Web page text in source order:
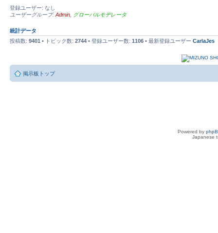
登録ユーザー: なし
ユーザーグループ: Admin グローバルモデレータ
統計データ
投稿数: 9401 • トピック数: 2744 • 登録ユーザー数: 1106 • 最新登録ユーザー CarlaJes
掲示板トップ
Powered by
Japanese